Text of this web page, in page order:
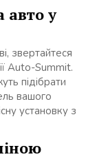
авто у
звертайтеся
Auto-Summit.
підібрати
вашого
установку з